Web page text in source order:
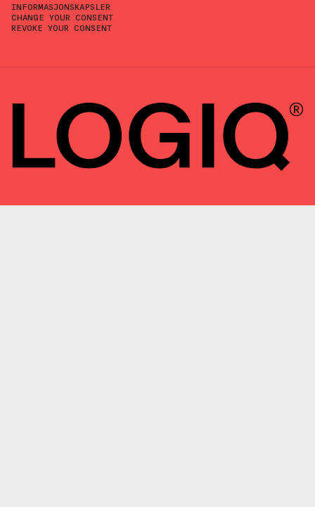
INFORMASJONSKAPSLER
CHANGE YOUR CONSENT
REVOKE YOUR CONSENT